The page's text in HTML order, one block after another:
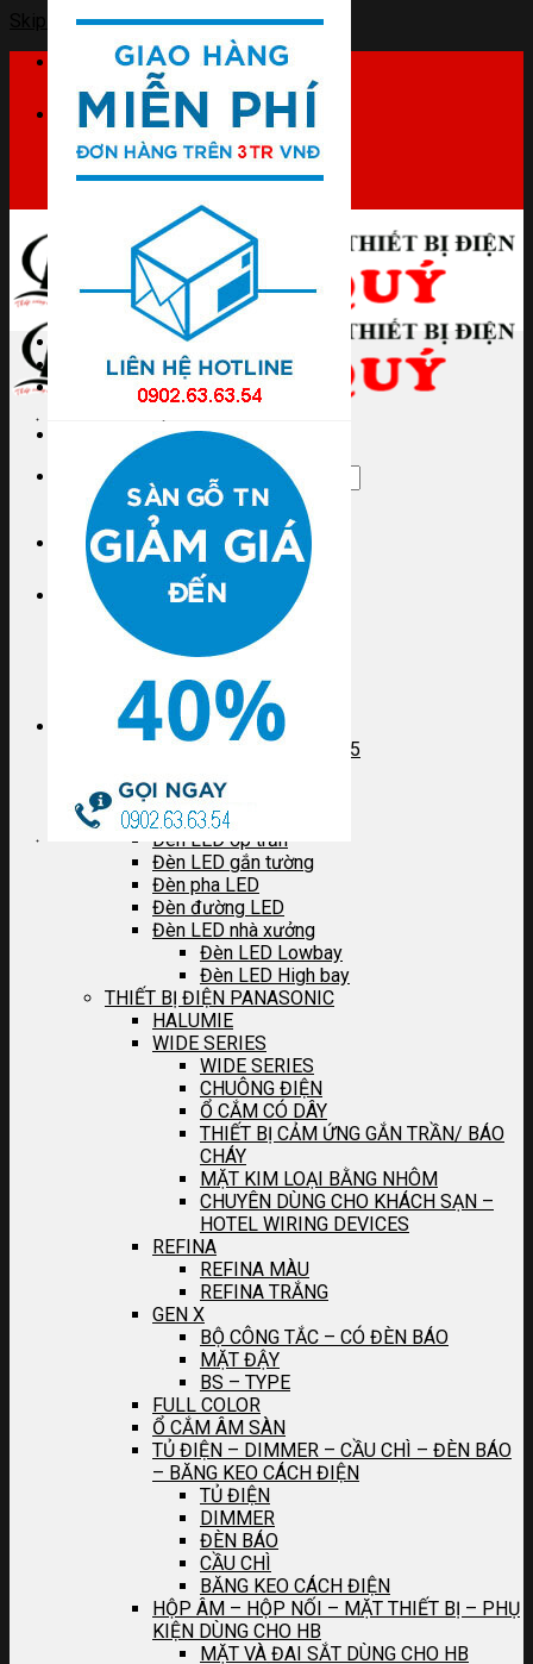
Skip to content
Hotline
Tìm kiếm:
0902 63 63 54
Giới thiệu
Sản phẩm
Sản phẩm Tiến Phát
Ống luồn dây điện
Ống luồn đàn hồi
Nẹp vuông
Lò xo uốn ống
Dây rút nhựa
Đinh móc
Tắc kê nhựa
Đầu siết cáp
DÂY CÁP ĐIỆN CADIVI
DÂY CÁP ĐIỆN DAPHACO
THIẾT BỊ ĐIỆN RẠNG ĐÔNG
Đèn LED Panel
Bộ đèn LED âm trần M15
Bóng đèn LED Tuýp
Bộ đèn LED Tuýp
Đèn LED ốp trần
Đèn LED gắn tường
Đèn pha LED
Đèn đường LED
Đèn LED nhà xưởng
Đèn LED Lowbay
Đèn LED High bay
THIẾT BỊ ĐIỆN PANASONIC
HALUMIE
WIDE SERIES
WIDE SERIES
CHUÔNG ĐIỆN
Ổ CẮM CÓ DÂY
THIẾT BỊ CẢM ỨNG GẮN TRẦN/ BÁO
CHÁY
MẶT KIM LOẠI BẰNG NHÔM
CHUYÊN DÙNG CHO KHÁCH SẠN –
HOTEL WIRING DEVICES
REFINA
REFINA MÀU
REFINA TRẮNG
GEN X
BỘ CÔNG TẮC – CÓ ĐÈN BÁO
MẶT ĐẬY
BS – TYPE
FULL COLOR
Ổ CẮM ÂM SÀN
TỦ ĐIỆN – DIMMER – CẦU CHÌ – ĐÈN BÁO
– BĂNG KEO CÁCH ĐIỆN
TỦ ĐIỆN
DIMMER
ĐÈN BÁO
CẦU CHÌ
BĂNG KEO CÁCH ĐIỆN
HỘP ÂM – HỘP NỐI – MẶT THIẾT BỊ – PHỤ
KIỆN DÙNG CHO HB
MẶT VÀ ĐAI SẮT DÙNG CHO HB